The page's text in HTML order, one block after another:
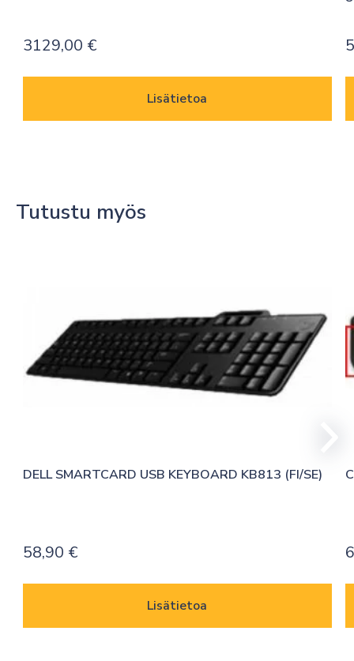
3129,00 €
Lisätietoa
Tutustu myös
DELL SMARTCARD USB KEYBOARD KB813 (FI/SE)
58,90 €
Lisätietoa